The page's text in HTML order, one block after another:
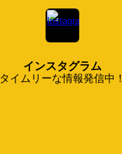
インスタグラム
タイムリーな情報発信中！